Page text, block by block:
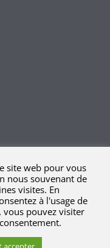
Mentions légales |
site web pour vous
nous souvenant de
visites. En
à l'usage de
vous pouvez visiter